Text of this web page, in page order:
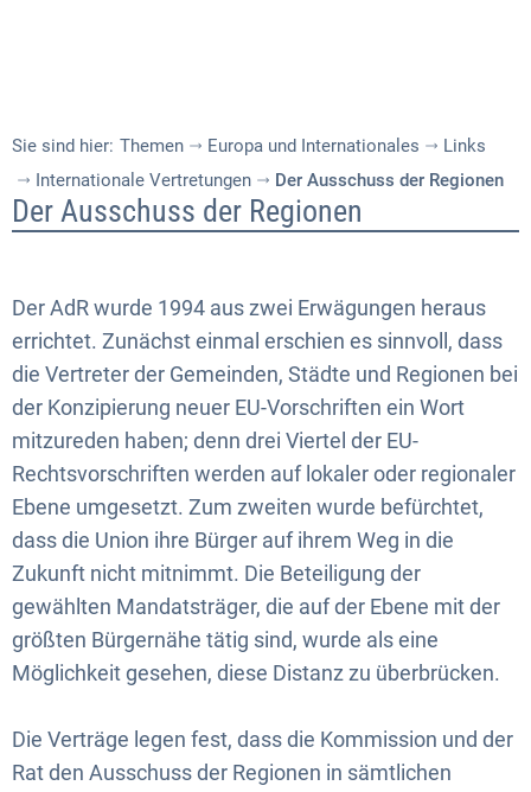
Sie sind hier: Themen Europa und Internationales
Links
Internationale Vertretungen
Der Ausschuss der Regionen
Der
der
Regionen
Der Ausschuss der Regionen
Der AdR wurde 1994 aus zwei Erwägungen heraus
errichtet. Zunächst einmal erschien es sinnvoll, dass
die Vertreter der Gemeinden, Städte und Regionen bei
der Konzipierung neuer EU-Vorschriften ein Wort
mitzureden haben; denn drei Viertel der EU-
Rechtsvorschriften werden auf lokaler oder regionaler
Ebene umgesetzt. Zum zweiten wurde befürchtet,
dass die Union ihre Bürger auf ihrem Weg in die
Zukunft nicht mitnimmt. Die Beteiligung der
gewählten Mandatsträger, die auf der Ebene mit der
größten Bürgernähe tätig sind, wurde als eine
Möglichkeit gesehen, diese Distanz zu überbrücken.
Die Verträge legen fest, dass die Kommission und der
Rat den Ausschuss der Regionen in sämtlichen